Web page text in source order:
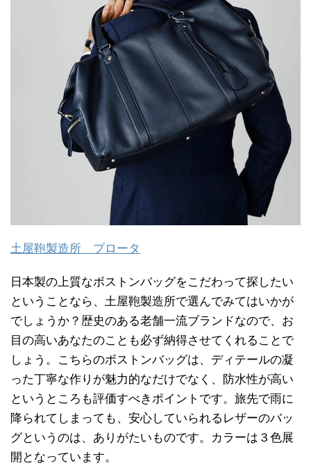
土屋鞄製造所 プロータ
日本製の上質なボストンバッグをこだわって探したい
ということなら、土屋鞄製造所で選んでみてはいかが
でしょうか？歴史のある老舗一流ブランドなので、お
目の高いあなたのことも必ず納得させてくれることで
しょう。こちらのボストンバッグは、ディテールの凝
った丁寧な作りが魅力的なだけでなく、防水性が高い
というところも評価すべきポイントです。旅先で雨に
降られてしまっても、安心していられるレザーのバッ
グというのは、ありがたいものです。カラーは３色展
開となっています。